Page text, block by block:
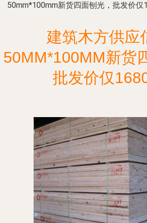
50mm*100mm新货四面刨光，批发价仅
建筑木方供应
50MM*100MM新货
批发价仅